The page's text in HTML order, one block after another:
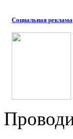
Социальная реклама